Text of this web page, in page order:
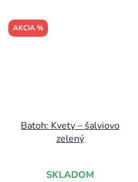
AKCIA %
Batoh: Kvety – šalviovo
zelený
SKLADOM